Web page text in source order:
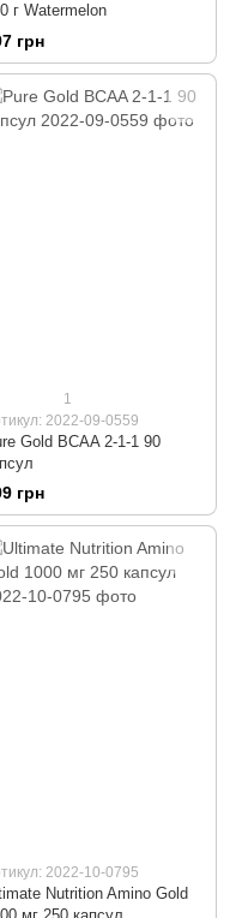
г Watermelon
грн
1
2022-09-0559
Gold BCAA 2-1-1 90
грн
2022-10-0795
Nutrition Amino Gold